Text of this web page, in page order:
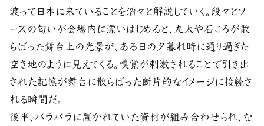
渡って日本に来ていることを滔々と解説していく。段々とソ
ースの匂いが会場内に漂いはじめると、丸太や石ころが散
らばった舞台上の光景が、ある日の夕暮れ時に通り過ぎた
空き地のように見えてくる。嗅覚が刺激されることで引き出
された記憶が舞台に散らばった断片的なイメージに接続さ
れる瞬間だ。
後半、バラバラに置かれていた資材が組み合わせられ、な